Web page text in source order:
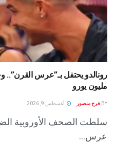
مليون يورو
BY فرح منصور أغسطس 9, 2026
سلطت الصحف الأوروبية
عرس...